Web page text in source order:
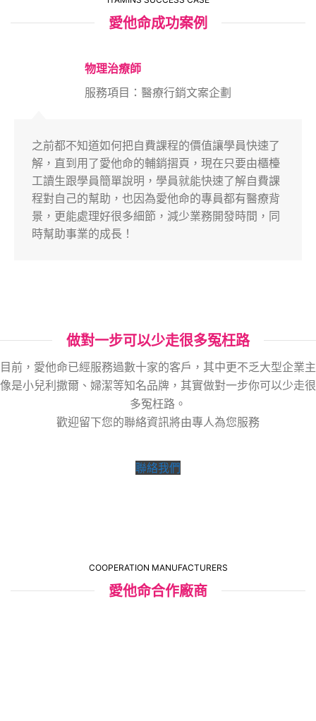
愛他命成功案例
物理治療師
服務項目：醫療行銷文案企劃
之前都不知道如何把自費課程的價值讓學員快速了
解，直到用了愛他命的輔銷摺頁，現在只要由櫃檯
工讀生跟學員簡單說明，學員就能快速了解自費課
程對自己的幫助，也因為愛他命的專員都有醫療背
景，更能處理好很多細節，減少業務開發時間，同
時幫助事業的成長！
做對一步可以少走很多冤枉路
目前，愛他命已經服務過數十家的客戶，其中更不乏大型企業主
像是小兒利撒爾、婦潔等知名品牌，其實做對一步你可以少走很
多冤枉路。
歡迎留下您的聯絡資訊將由專人為您服務
聯絡我們
COOPERATION MANUFACTURERS
愛他命合作廠商